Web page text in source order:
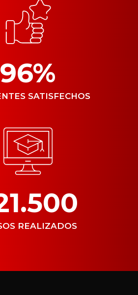
96%
SATISFECHOS
REALIZADOS